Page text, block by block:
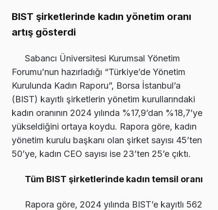
BIST şirketlerinde kadın yönetim oranı
artış gösterdi
Sabancı Üniversitesi Kurumsal Yönetim
Forumu’nun hazırladığı “Türkiye’de Yönetim
Kurulunda Kadın Raporu”, Borsa İstanbul’a
(BIST) kayıtlı şirketlerin yönetim kurullarındaki
kadın oranının 2024 yılında %17,9’dan %18,7’ye
yükseldiğini ortaya koydu. Rapora göre, kadın
yönetim kurulu başkanı olan şirket sayısı 45’ten
50’ye, kadın CEO sayısı ise 23’ten 25’e çıktı.
Tüm BIST şirketlerinde kadın temsil oranı
Rapora göre, 2024 yılında BIST’e kayıtlı 562